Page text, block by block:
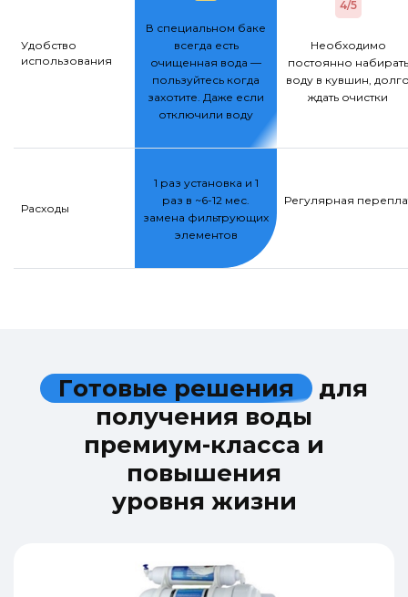
Удобство
использования
В специальном баке
всегда есть
очищенная вода —
пользуйтесь когда
захотите. Даже если
отключили воду
4/5
Необходимо
постоянно набирать
воду в кувшин,
ждать очистки
Расходы
1 раз установка и 1
раз в ~6-12 мес.
замена фильтрующих
элементов
Регулярная
Готовые решения для
получения воды
премиум-класса и
повышения
уровня жизни